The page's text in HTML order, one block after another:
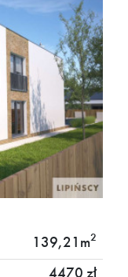
139,21m2
4470 zł